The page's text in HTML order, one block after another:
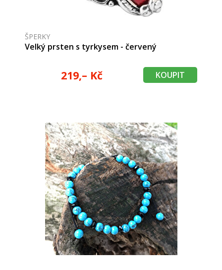
ŠPERKY
Velký prsten s tyrkysem - červený
219,– Kč KOUPIT